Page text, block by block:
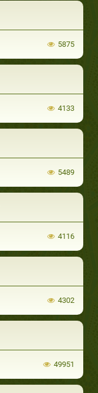
5875
4133
5489
4116
4302
49951